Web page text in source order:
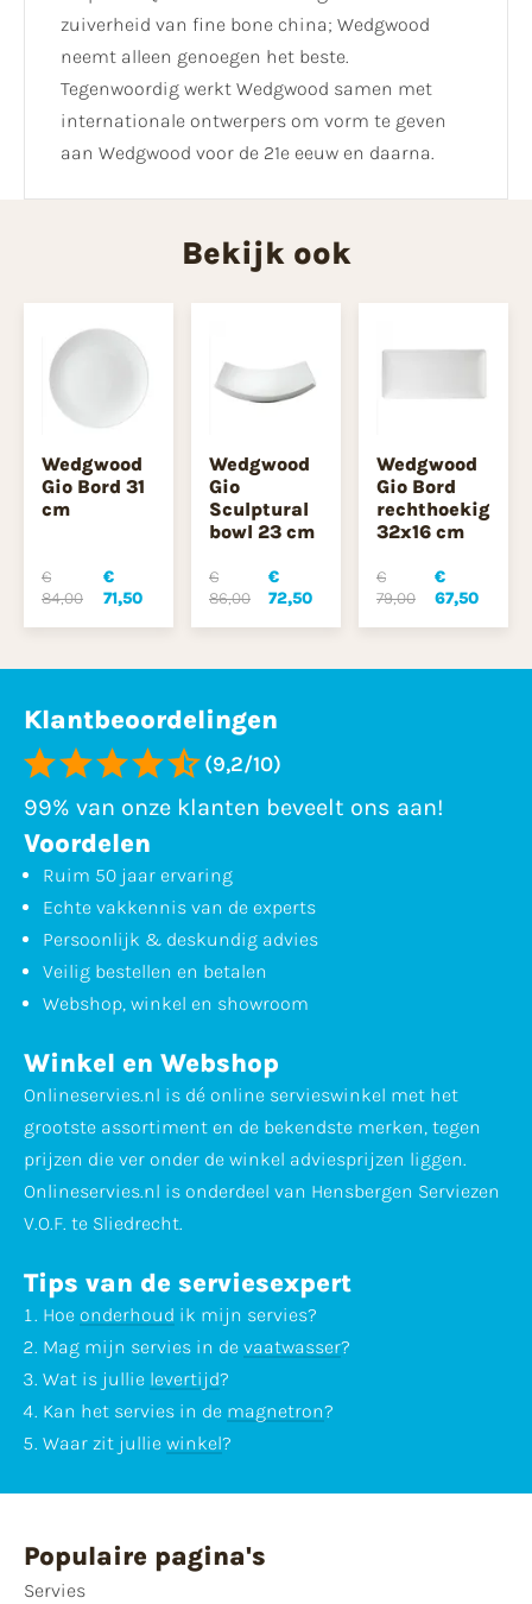
zuiverheid van fine bone china; Wedgwood
neemt alleen genoegen het beste.
Tegenwoordig werkt Wedgwood samen met
internationale ontwerpers om vorm te geven
aan Wedgwood voor de 21e eeuw en daarna.
Bekijk ook
Wedgwood
Gio Bord 31
cm
€
84,00
€
71,50
Wedgwood
Gio
Sculptural
bowl 23 cm
€
86,00
€
72,50
Wedgwood
Gio Bord
rechthoekig
32x16 cm
€
79,00
€
67,50
Klantbeoordelingen
(9,2/10)
99% van onze klanten beveelt ons aan!
Voordelen
Ruim 50 jaar ervaring
Echte vakkennis van de experts
Persoonlijk & deskundig advies
Veilig bestellen en betalen
Webshop, winkel en showroom
Winkel en Webshop
Onlineservies.nl is dé online servieswinkel met het
grootste assortiment en de bekendste merken, tegen
prijzen die ver onder de winkel adviesprijzen liggen.
Onlineservies.nl is onderdeel van Hensbergen Serviezen
V.O.F. te Sliedrecht.
Tips van de serviesexpert
Hoe onderhoud ik mijn servies?
Mag mijn servies in de vaatwasser?
Wat is jullie levertijd?
Kan het servies in de magnetron?
Waar zit jullie winkel?
Populaire pagina's
Servies